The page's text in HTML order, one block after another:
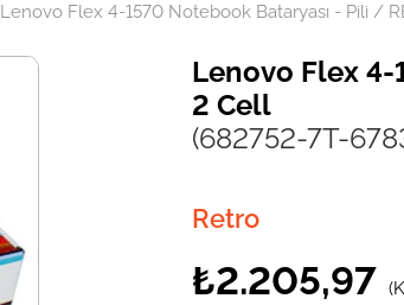
Lenovo Flex 4-1570 Notebook Bataryası - Pili /
Lenovo Flex 4-
2 Cell
(682752-7T-
Retro
₺2.205,97